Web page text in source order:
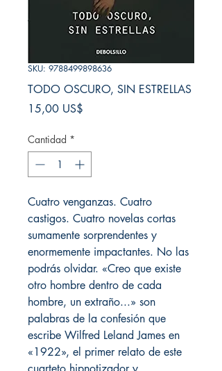
SKU: 9788499898636
TODO OSCURO, SIN ESTRELLAS
15,00 US$
Cantidad *
Cuatro venganzas. Cuatro
castigos. Cuatro novelas cortas
sumamente sorprendentes y
enormemente impactantes. No las
podrás olvidar. «Creo que existe
otro hombre dentro de cada
hombre, un extraño...» son
palabras de la confesión que
escribe Wilfred Leland James en
«1922», el primer relato de este